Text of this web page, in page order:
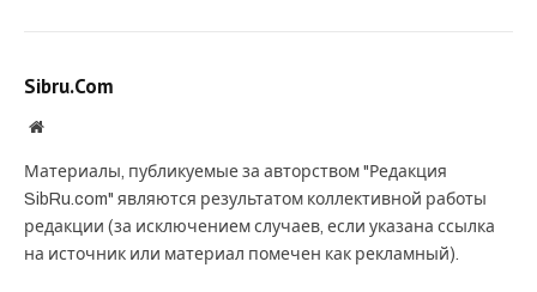
Sibru.Com
Website
Материалы, публикуемые за авторством "Редакция
SibRu.com" являются результатом коллективной работы
редакции (за исключением случаев, если указана ссылка
на источник или материал помечен как рекламный).